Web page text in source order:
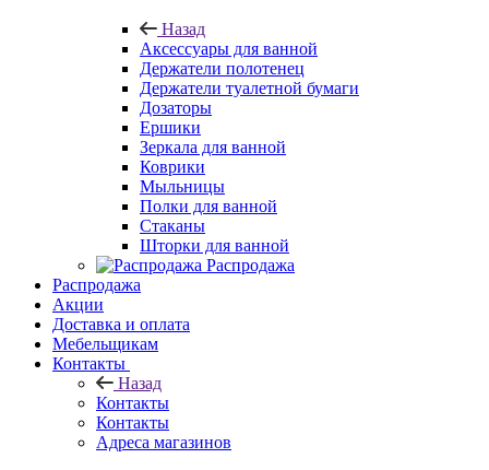
Назад
Аксессуары для ванной
Держатели полотенец
Держатели туалетной бумаги
Дозаторы
Ершики
Зеркала для ванной
Коврики
Мыльницы
Полки для ванной
Стаканы
Шторки для ванной
Распродажа
Распродажа
Акции
Доставка и оплата
Мебельщикам
Контакты
Назад
Контакты
Контакты
Адреса магазинов